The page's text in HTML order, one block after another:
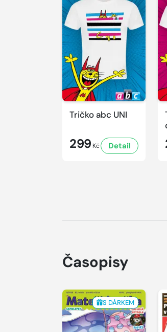
Tričko abc UNI
299 Kč Detail
Časopisy
S DÁRKEM